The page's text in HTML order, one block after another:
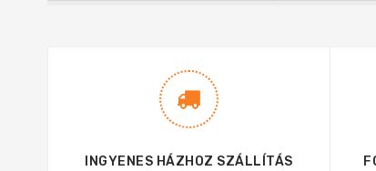
INGYENES HÁZHOZ SZÁLLÍTÁS